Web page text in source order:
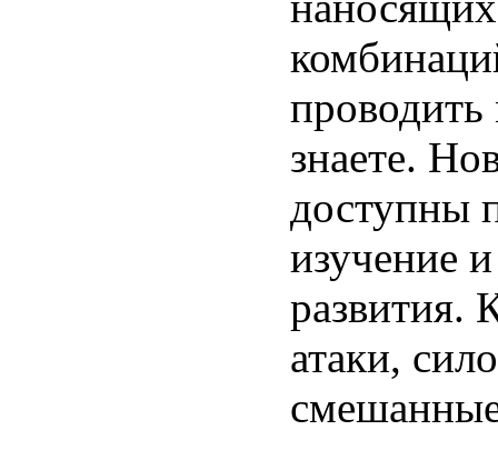
знаете.
доступны
изучение
развития.
атаки,